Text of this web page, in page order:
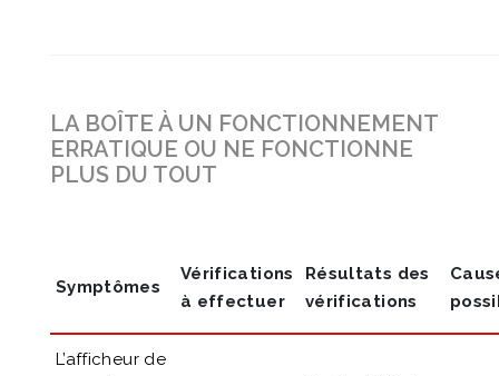
LA BOÎTE À UN FONCTIONNEMENT
ERRATIQUE OU NE FONCTIONNE
PLUS DU TOUT
Symptômes
Vérifications
à effectuer
Résultats des
vérifications
L’afficheur de